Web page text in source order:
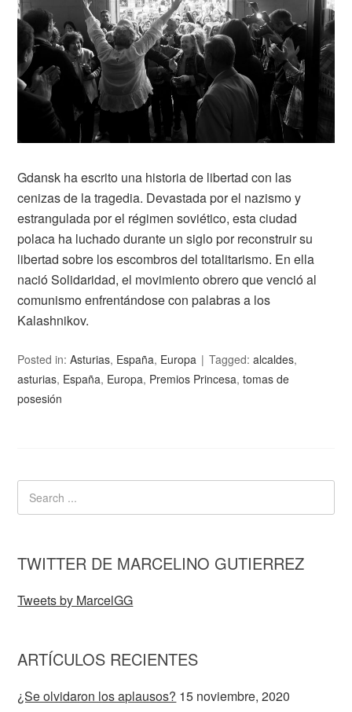
Gdansk ha escrito una historia de libertad con las
cenizas de la tragedia. Devastada por el nazismo y
estrangulada por el régimen soviético, esta ciudad
polaca ha luchado durante un siglo por reconstruir su
libertad sobre los escombros del totalitarismo. En ella
nació Solidaridad, el movimiento obrero que venció al
comunismo enfrentándose con palabras a los
Kalashnikov.
Posted in:Asturias, España, Europa Tagged:alcaldes,
asturias, España, Europa, Premios Princesa,tomas de
posesión
TWITTER DE MARCELINO GUTIERREZ
Tweets by MarcelGG
ARTÍCULOS RECIENTES
¿Se olvidaron los aplausos? 15 noviembre, 2020